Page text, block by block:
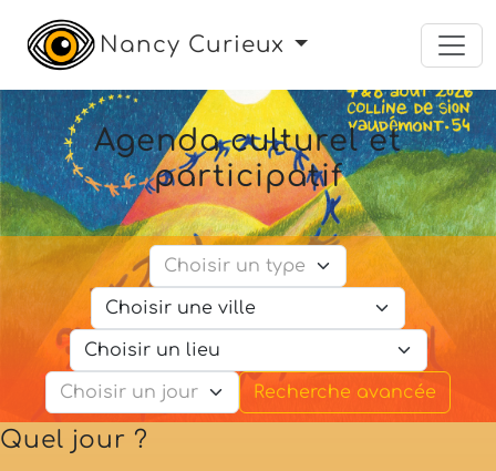
Nancy Curieux
Agenda culturel et
participatif
Recherche avancée
Quel jour ?